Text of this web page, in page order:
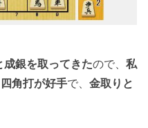
銀を取ってきたので、 私
四角打が好手で、 金取りと